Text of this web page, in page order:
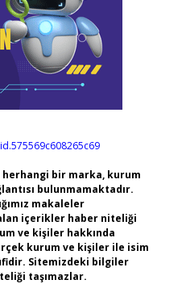
bir marka, kurum
bulunmamaktadır.
makaleler
içerikler haber niteliği
ve kişiler hakkında
kurum ve kişiler ile isim
Sitemizdeki bilgiler
taşımazlar.